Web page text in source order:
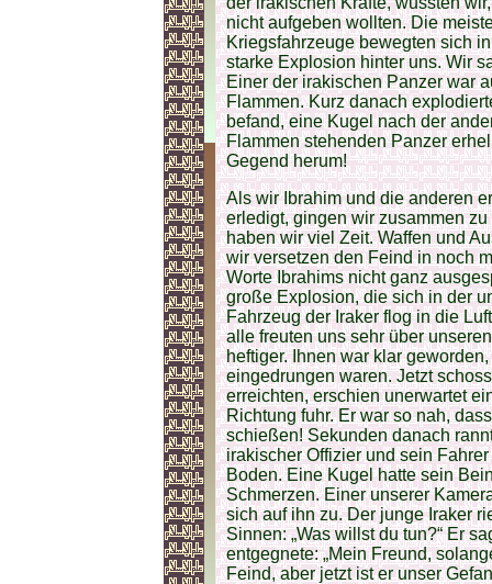
nicht aufgeben wollten. Die
Kriegsfahrzeuge bewegten sich
starke Explosion hinter uns. Wir
Einer der irakischen Panzer war
Flammen. Kurz danach
befand, eine Kugel nach der
Flammen stehenden Panzer
Gegend herum!
Als wir Ibrahim und die anderen
erledigt, gingen wir zusammen
haben wir viel Zeit. Waffen und
wir versetzen den Feind in noch
Worte Ibrahims nicht ganz
große Explosion, die sich in der
Fahrzeug der Iraker flog in die
alle freuten uns sehr über
heftiger. Ihnen war klar
eingedrungen waren. Jetzt
erreichten, erschien unerwartet
Richtung fuhr. Er war so nah,
schießen! Sekunden danach
irakischer Offizier und sein
Boden. Eine Kugel hatte sein
Schmerzen. Einer unserer
sich auf ihn zu. Der junge Iraker
Sinnen: „Was willst du tun?“ Er
entgegnete: „Mein Freund,
Feind, aber jetzt ist er unser